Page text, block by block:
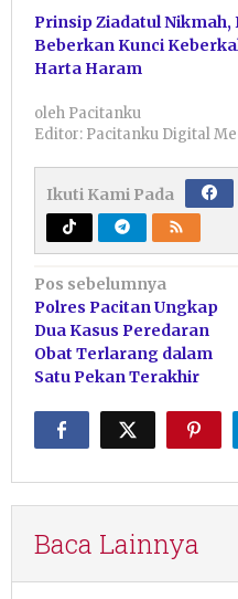
Prinsip Ziadatul
Beberkan Kunci
Harta Haram
oleh Pacitanku
Editor: Pacitanku Digital
Ikuti Kami Pada
Navigasi
pos
Pos sebelumnya
Polres Pacitan Ungkap
Dua Kasus Peredaran
Obat Terlarang dalam
Satu Pekan Terakhir
Baca Lainnya